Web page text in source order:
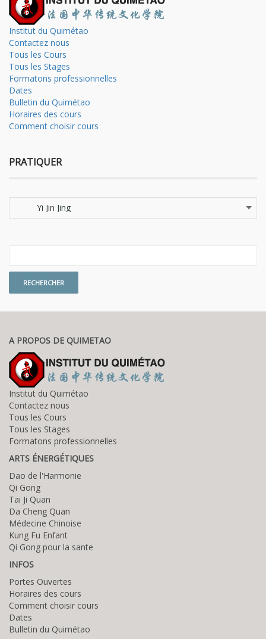
Institut du Quimétao
Contactez nous
Tous les Cours
Tous les Stages
Formatons professionnelles
Dates
Bulletin du Quimétao
Horaires des cours
Comment choisir cours
PRATIQUER
A PROPOS DE QUIMETAO
Institut du Quimétao
Contactez nous
Tous les Cours
Tous les Stages
Formatons professionnelles
ARTS ÉNERGÉTIQUES
Dao de l'Harmonie
Qi Gong
Tai Ji Quan
Da Cheng Quan
Médecine Chinoise
Kung Fu Enfant
Qi Gong pour la sante
INFOS
Portes Ouvertes
Horaires des cours
Comment choisir cours
Dates
Bulletin du Quimétao